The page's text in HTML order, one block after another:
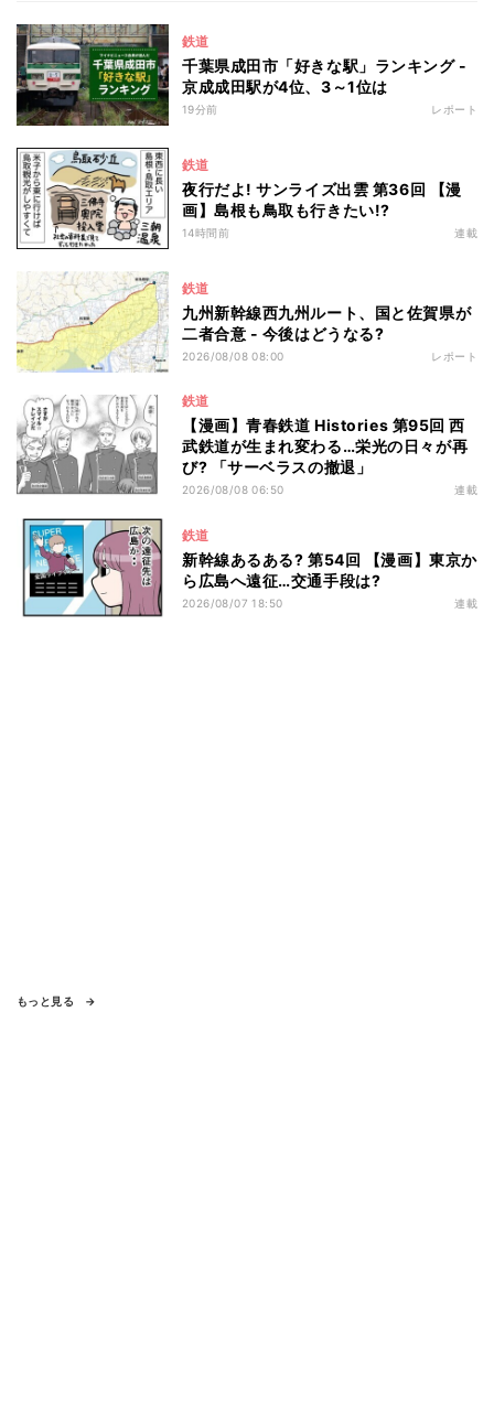
鉄道
千葉県成田市「好きな駅」ランキング -
京成成田駅が4位、3～1位は
19分前 レポート
鉄道
夜行だよ! サンライズ出雲 第36回 【漫
画】島根も鳥取も行きたい!?
14時間前 連載
鉄道
九州新幹線西九州ルート、国と佐賀県が
二者合意 - 今後はどうなる?
2026/08/08 08:00 レポート
鉄道
【漫画】青春鉄道 Histories 第95回 西
武鉄道が生まれ変わる…栄光の日々が再
び? 「サーベラスの撤退」
2026/08/08 06:50 連載
鉄道
新幹線あるある? 第54回 【漫画】東京か
ら広島へ遠征…交通手段は?
2026/08/07 18:50 連載
もっと見る